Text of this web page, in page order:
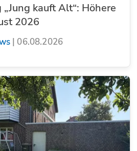
kauft Alt“: Höhere
2026
| 06.08.2026